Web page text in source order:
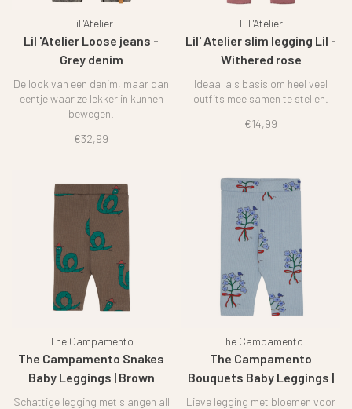
Lil 'Atelier
Lil 'Atelier Loose jeans -
Grey denim
De look van een denim, maar dan
eentje waar ze lekker in kunnen
bewegen.
€32,99
Lil 'Atelier
Lil' Atelier slim legging Lil -
Withered rose
Ideaal als basis om heel veel
outfits mee samen te stellen.
€14,99
The Campamento
The Campamento Snakes
Baby Leggings | Brown
Schattige legging met slangen all
The Campamento
The Campamento
Bouquets Baby Leggings |
Light Blue
Lieve legging met bloemen voor